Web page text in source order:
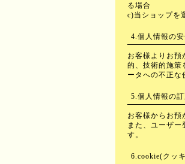
る場合
c)当ショップを
4.個人情報の
お客様よりお預
的、技術的施策
ータへの不正な
5.個人情報の
お客様からお預
また、ユーザ
す。
6.cookie(クッ